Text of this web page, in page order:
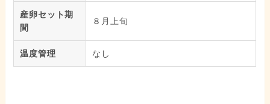
産卵セット期
間
８月上旬
温度管理 なし